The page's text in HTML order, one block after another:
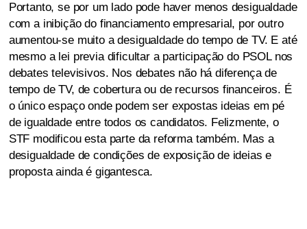
Portanto, se por um lado pode haver menos desigualdade
com a inibição do financiamento empresarial, por outro
aumentou-se muito a desigualdade do tempo de TV. E até
mesmo a lei previa dificultar a participação do PSOL nos
debates televisivos. Nos debates não há diferença de
tempo de TV, de cobertura ou de recursos financeiros. É
o único espaço onde podem ser expostas ideias em pé
de igualdade entre todos os candidatos. Felizmente, o
STF modificou esta parte da reforma também. Mas a
desigualdade de condições de exposição de ideias e
proposta ainda é gigantesca.